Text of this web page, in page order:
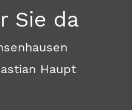
Sie da
Haupt